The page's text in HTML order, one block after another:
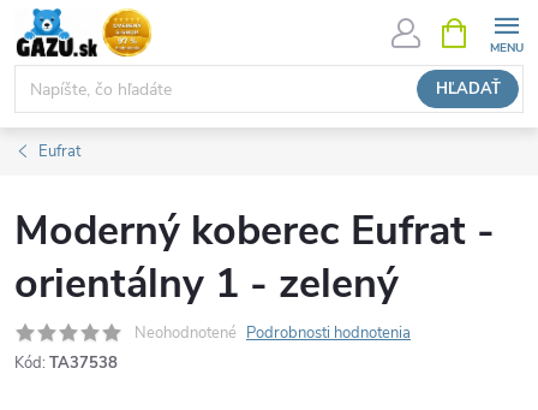
Prejsť
na
obsah
HĽADAŤ
KOŠÍK
Eufrat
Moderný koberec Eufrat -
orientálny 1 - zelený
Neohodnotené Podrobnosti hodnotenia
Kód: TA37538